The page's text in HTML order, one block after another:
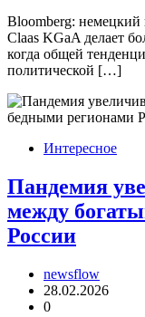
Bloomberg: немецкий
Claas KGaA делает
когда общей
политической […]
Интересное
Пандемия
между
России
newsflow
28.02.2026
0